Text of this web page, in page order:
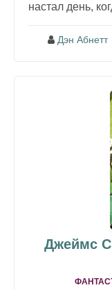
настал день,
Дэн Абнетт
Джеймс